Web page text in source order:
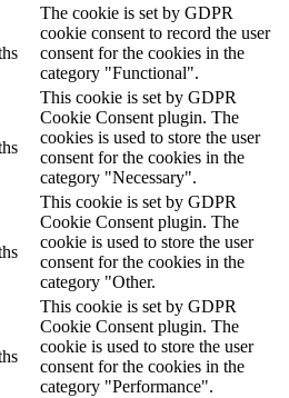
The cookie is set by GDPR
cookie consent to record the user
consent for the cookies in the
category "Functional".
This cookie is set by GDPR
Cookie Consent plugin. The
cookies is used to store the user
consent for the cookies in the
category "Necessary".
This cookie is set by GDPR
Cookie Consent plugin. The
cookie is used to store the user
consent for the cookies in the
category "Other.
This cookie is set by GDPR
Cookie Consent plugin. The
cookie is used to store the user
consent for the cookies in the
category "Performance".